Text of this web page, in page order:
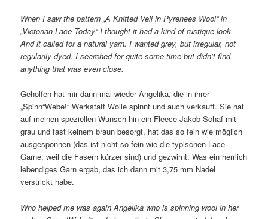
When I saw the pattern „A Knitted Veil in Pyrenees Wool“ in
„Victorian Lace Today“ I thought it had a kind of rustique look.
And it called for a natural yarn. I wanted grey, but irregular, not
regularily dyed. I searched for quite some time but didn’t find
anything that was even close.
Geholfen hat mir dann mal wieder Angelika, die in ihrer
„Spinn“Webe!“ Werkstatt Wolle spinnt und auch verkauft. Sie hat
auf meinen speziellen Wunsch hin ein Fleece Jakob Schaf mit
grau und fast keinem braun besorgt, hat das so fein wie möglich
ausgesponnen (das ist nicht so fein wie die typischen Lace
Garne, weil die Fasern kürzer sind) und gezwirnt. Was ein herrlich
lebendiges Garn ergab, das ich dann mit 3,75 mm Nadel
verstrickt habe.
Who helped me was again Angelika who is spinning wool in her